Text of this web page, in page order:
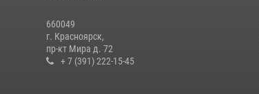
660049
г. Красноярск,
пр-кт Мира д. 72
+ 7 (391) 222-15-45